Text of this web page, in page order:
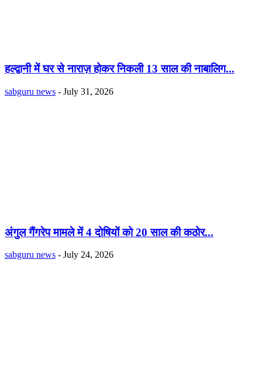
हल्द्वानी में घर से नाराज़ होकर निकली 13 साल की नाबालिग...
sabguru news - July 31, 2026
अंगुल गैंगरेप मामले में 4 दोषियों को 20 साल की कठोर...
sabguru news - July 24, 2026